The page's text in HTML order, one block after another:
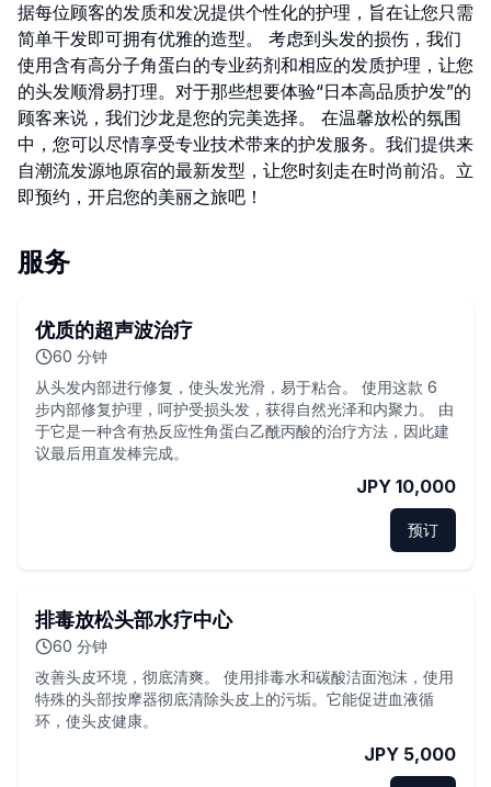
据每位顾客的发质和发况提供个性化的护理，旨在让您只需
简单干发即可拥有优雅的造型。 考虑到头发的损伤，我们
使用含有高分子角蛋白的专业药剂和相应的发质护理，让您
的头发顺滑易打理。对于那些想要体验“日本高品质护发”的
顾客来说，我们沙龙是您的完美选择。 在温馨放松的氛围
中，您可以尽情享受专业技术带来的护发服务。我们提供来
自潮流发源地原宿的最新发型，让您时刻走在时尚前沿。立
即预约，开启您的美丽之旅吧！
服务
优质的超声波治疗
60 分钟
从头发内部进行修复，使头发光滑，易于粘合。 使用这款 6
步内部修复护理，呵护受损头发，获得自然光泽和内聚力。 由
于它是一种含有热反应性角蛋白乙酰丙酸的治疗方法，因此建
议最后用直发棒完成。
JPY 10,000
预订
排毒放松头部水疗中心
60 分钟
改善头皮环境，彻底清爽。 使用排毒水和碳酸洁面泡沫，使用
特殊的头部按摩器彻底清除头皮上的污垢。它能促进血液循
环，使头皮健康。
JPY 5,000